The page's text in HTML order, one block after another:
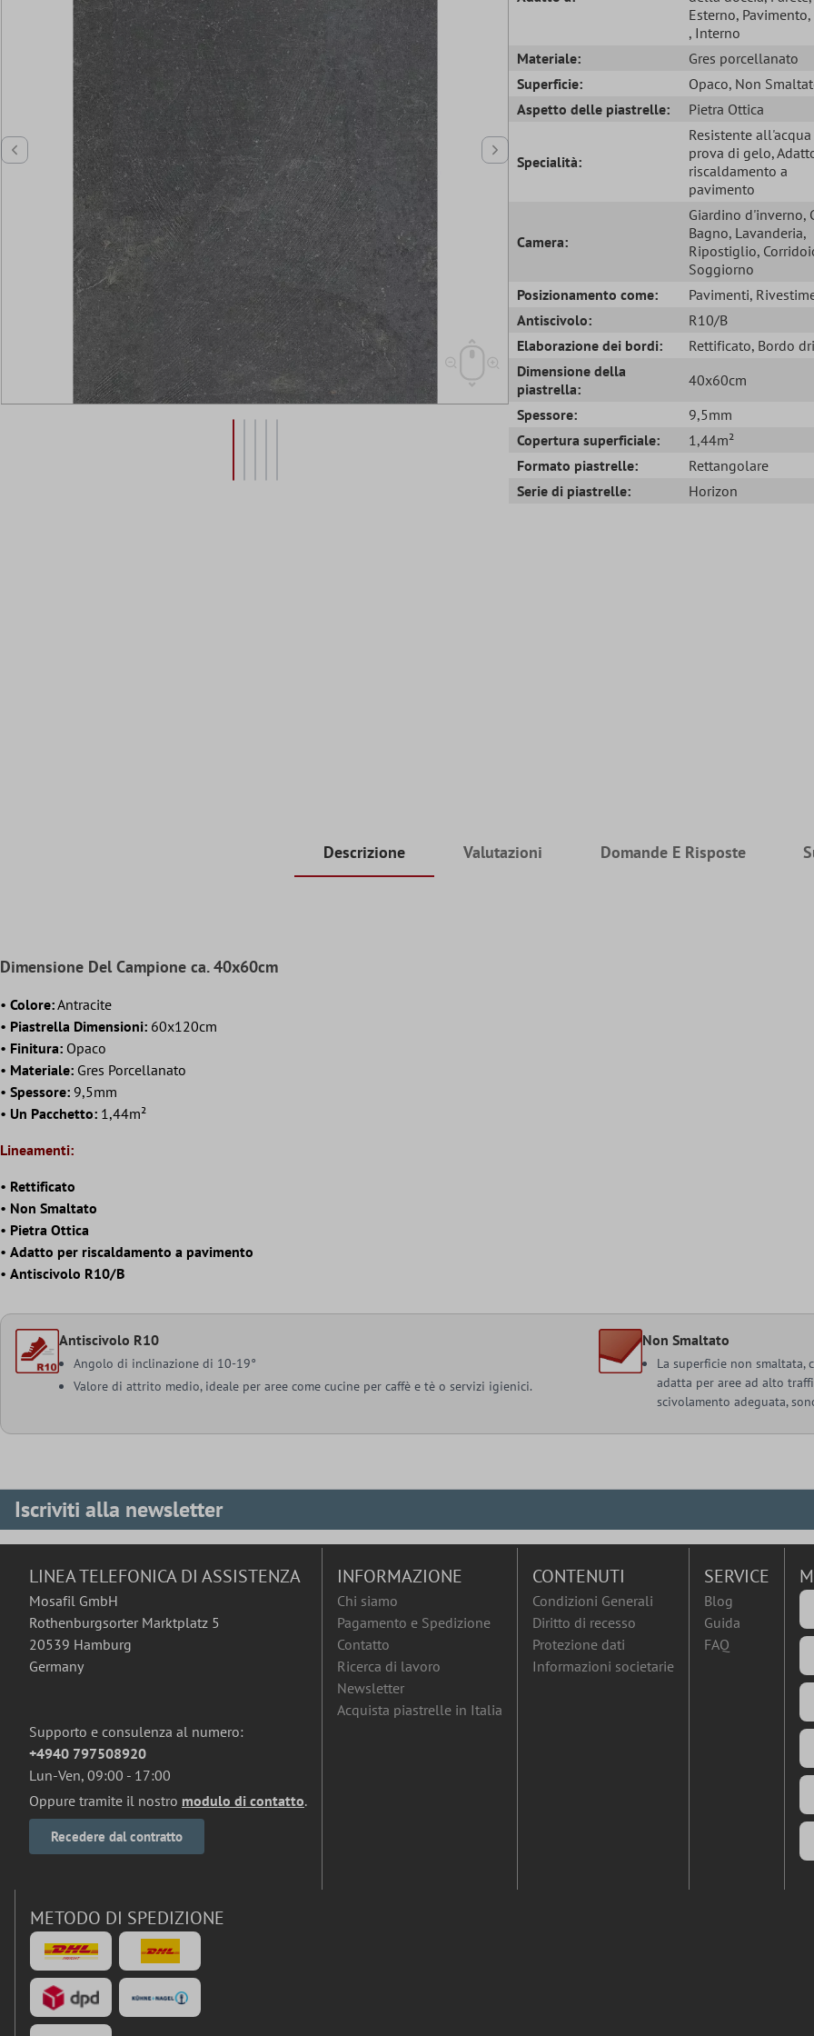
Esterno, Pavimento
, Interno
Materiale:
Gres porcellanato
Superficie:
Opaco, Non
Aspetto delle piastrelle:
Pietra Ottica
Specialità:
Resistente all'acqua
prova di gelo,
riscaldamento a
pavimento
Camera:
Giardino d'inverno,
Bagno, Lavanderia,
Ripostiglio,
Soggiorno
Posizionamento come:
Pavimenti,
Antiscivolo:
R10/B
Elaborazione dei bordi:
Rettificato, Bordo
Dimensione della
piastrella:
40x60cm
Spessore:
9,5mm
Copertura superficiale:
1,44m²
Formato piastrelle:
Rettangolare
Serie di piastrelle:
Horizon
Descrizione Valutazioni Domande E Risposte
Dimensione Del Campione ca. 40x60cm
• Colore:Antracite
• Piastrella Dimensioni: 60x120cm
• Finitura: Opaco
• Materiale: Gres Porcellanato
• Spessore: 9,5mm
• Un Pacchetto: 1,44m²
Lineamenti:
• Rettificato
• Non Smaltato
• Pietra Ottica
• Adatto per riscaldamento a pavimento
• Antiscivolo R10/B
Antiscivolo R10
Angolo di inclinazione di 10-19°
Valore di attrito medio, ideale per aree come cucine per caffè e tè o servizi igienici.
Non Smaltato
La superficie non smaltata,
adatta per aree ad alto
scivolamento adeguata,
Iscriviti alla newsletter
LINEA TELEFONICA DI ASSISTENZA
Mosafil GmbH
Rothenburgsorter Marktplatz 5
20539 Hamburg
Germany
Supporto e consulenza al numero:
+4940 797508920
Lun-Ven, 09:00 - 17:00
Oppure tramite il nostro modulo di contatto.
Recedere dal contratto
INFORMAZIONE
Chi siamo
Pagamento e Spedizione
Contatto
Ricerca di lavoro
Newsletter
Acquista piastrelle in Italia
CONTENUTI
Condizioni Generali
Diritto di recesso
Protezione dati
Informazioni societarie
SERVICE
Blog
Guida
FAQ
METODO DI SPEDIZIONE